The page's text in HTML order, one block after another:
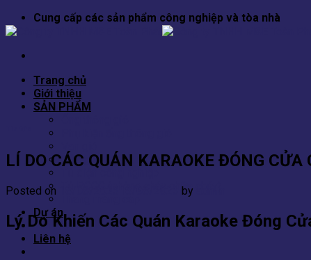
Skip
to
Cung cấp các sản phẩm công nghiệp và tòa nhà
Trang chủ
Giới thiệu
SẢN PHẨM
Cửa gió
Tủ điện công nghiệp
Tủ PCCC (phòng cháy chữa cháy)
Dự án
Tin tức
Liên hệ
LÍ DO CÁC QUÁN KARAOKE ĐÓNG
Posted on by
Lý Do Khiến Các Quán Karaoke Đóng